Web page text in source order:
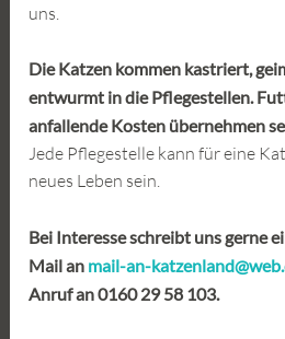
uns.
Die Katzen kommen kastriert,
entwurmt in die Pflegestellen.
anfallende Kosten übernehmen
Jede Pflegestelle kann für eine
neues Leben sein.
Bei Interesse schreibt uns gerne
Mail an mail-an-
Anruf an 0160 29 58 103.